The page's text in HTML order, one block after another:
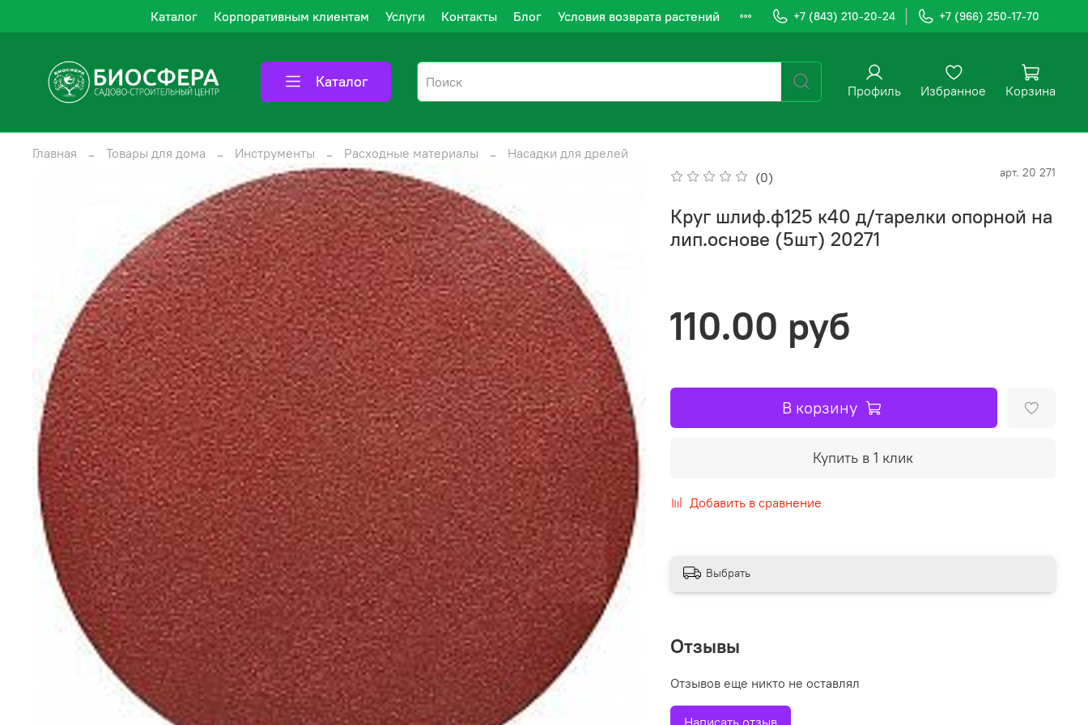
Каталог Корпоративным клиентам Услуги Контакты Блог Условия возврата растений +7 (843) 210-20-24 +7 (966) 250-17-70
Каталог Профиль Избранное Корзина
Главная Товары для дома Инструменты Расходные материалы
Насадки для дрелей
(0)
арт. 20 271
Круг шлиф.ф125 к40 д/тарелки опорной на
лип.основе (5шт) 20271
110.00 руб
В корзину
Купить в 1 клик
Добавить в сравнение
Выбрать
Отзывы
Отзывов еще никто не оставлял